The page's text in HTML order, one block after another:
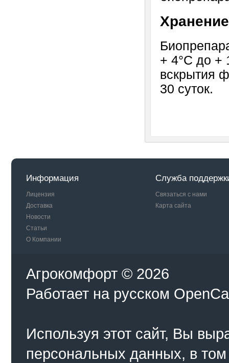
+ 4°С до +
вскрытия
30 суток.
Информация
Лицензия
Доставка
Новости
Статьи
О Компании
Служба
Связаться с нами
Карта сайта
Агрокомфорт © 2026
Работает на русском
Используя этот сайт, Вы
персональных данных, в